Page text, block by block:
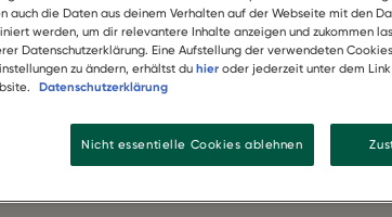
auch die Daten aus deinem Verhalten auf der Webseite mit den
werden, um dir relevantere Inhalte anzeigen und zukommen
Datenschutzerklärung. Eine Aufstellung der verwendeten
zu ändern, erhältst du hier oder jederzeit unter dem
Datenschutzerklärung
Nicht essentielle Cookies ablehnen